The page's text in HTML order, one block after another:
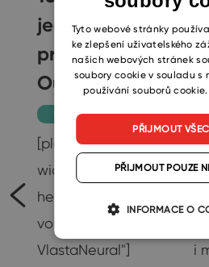
jednodušší
práci s
Outlookem
Produktivita
[playht_player
width="100%"
height="90px"
voice="cs-CZ-
VlastaNeural"]
i
Tyto webové stránky
ke zlepšení uživatelského
našich webových stránek
soubory cookie v souladu s
používání souborů cookie.
PŘIJMOUT
PŘIJMOUT POUZE
INFORMACE O